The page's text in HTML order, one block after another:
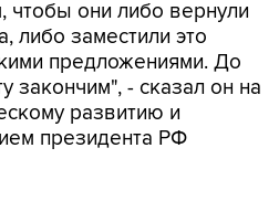
чтобы они либо вернули
либо заместили это
предложениями. До
закончим", - сказал он на
развитию и
президента РФ